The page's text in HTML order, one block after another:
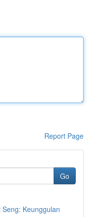
Report Page
Go
Keunggulan